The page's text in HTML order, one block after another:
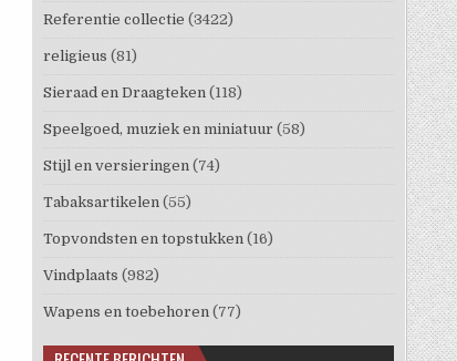
Referentie collectie (3422)
religieus (81)
Sieraad en Draagteken (118)
Speelgoed, muziek en miniatuur (58)
Stijl en versieringen (74)
Tabaksartikelen (55)
Topvondsten en topstukken (16)
Vindplaats (982)
Wapens en toebehoren (77)